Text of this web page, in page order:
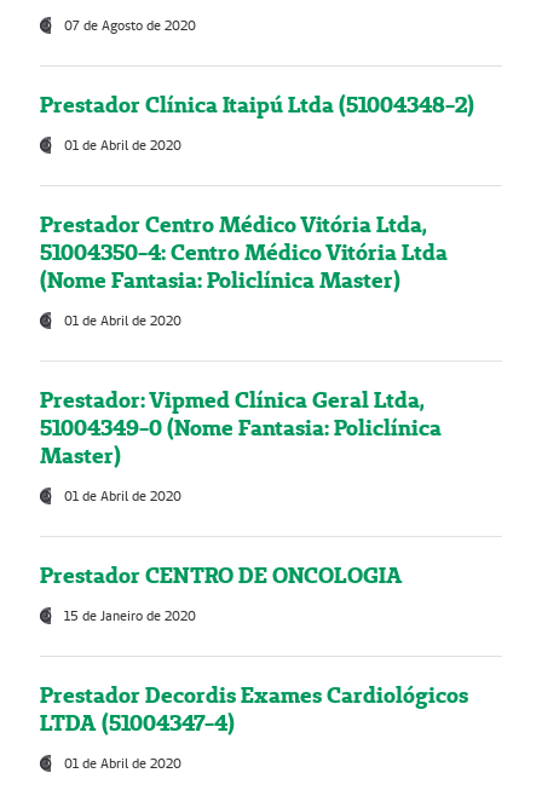
07 de Agosto de 2020
Prestador Clínica Itaipú Ltda (51004348-2)
01 de Abril de 2020
Prestador Centro Médico Vitória Ltda,
51004350-4: Centro Médico Vitória Ltda
(Nome Fantasia: Policlínica Master)
01 de Abril de 2020
Prestador: Vipmed Clínica Geral Ltda,
51004349-0 (Nome Fantasia: Policlínica
Master)
01 de Abril de 2020
Prestador CENTRO DE ONCOLOGIA
15 de Janeiro de 2020
Prestador Decordis Exames Cardiológicos
LTDA (51004347-4)
01 de Abril de 2020